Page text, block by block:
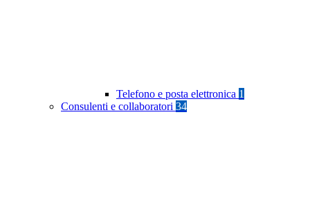
Telefono e posta elettronica 1
Consulenti e collaboratori 34